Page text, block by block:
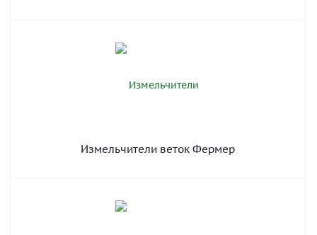
Измельчители веток Фермер